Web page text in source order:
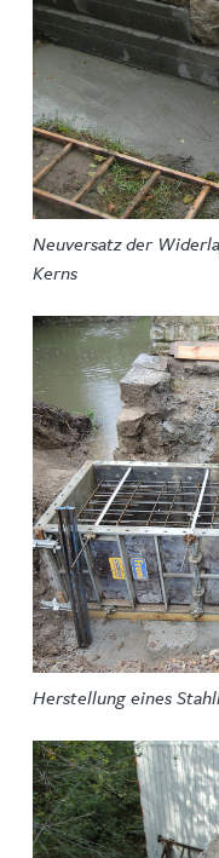
Neuversatz der
Kerns
Herstellung eines